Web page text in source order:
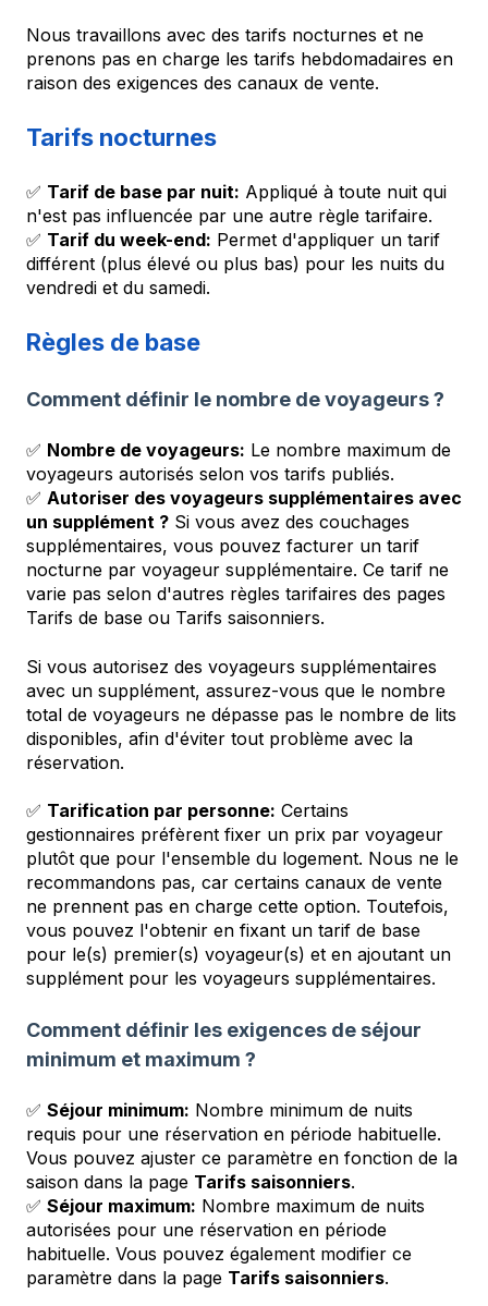
Nous travaillons avec des tarifs nocturnes et ne
prenons pas en charge les tarifs hebdomadaires en
raison des exigences des canaux de vente.
Tarifs nocturnes
✅ Tarif de base par nuit: Appliqué à toute nuit qui
n'est pas influencée par une autre règle tarifaire.
✅ Tarif du week-end: Permet d'appliquer un tarif
différent (plus élevé ou plus bas) pour les nuits du
vendredi et du samedi.
Règles de base
Comment définir le nombre de voyageurs ?
✅ Nombre de voyageurs: Le nombre maximum de
voyageurs autorisés selon vos tarifs publiés.
✅ Autoriser des voyageurs supplémentaires avec
un supplément ? Si vous avez des couchages
supplémentaires, vous pouvez facturer un tarif
nocturne par voyageur supplémentaire. Ce tarif ne
varie pas selon d'autres règles tarifaires des pages
Tarifs de base ou Tarifs saisonniers.
Si vous autorisez des voyageurs supplémentaires
avec un supplément, assurez-vous que le nombre
total de voyageurs ne dépasse pas le nombre de lits
disponibles, afin d'éviter tout problème avec la
réservation.
✅ Tarification par personne: Certains
gestionnaires préfèrent fixer un prix par voyageur
plutôt que pour l'ensemble du logement. Nous ne le
recommandons pas, car certains canaux de vente
ne prennent pas en charge cette option. Toutefois,
vous pouvez l'obtenir en fixant un tarif de base
pour le(s) premier(s) voyageur(s) et en ajoutant un
supplément pour les voyageurs supplémentaires.
Comment définir les exigences de séjour
minimum et maximum ?
✅ Séjour minimum: Nombre minimum de nuits
requis pour une réservation en période habituelle.
Vous pouvez ajuster ce paramètre en fonction de la
saison dans la page Tarifs saisonniers.
✅ Séjour maximum: Nombre maximum de nuits
autorisées pour une réservation en période
habituelle. Vous pouvez également modifier ce
paramètre dans la page Tarifs saisonniers.